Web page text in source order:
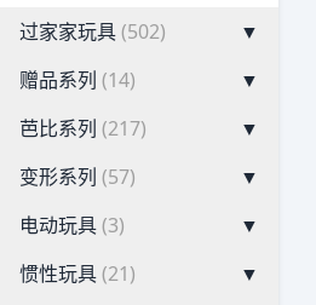
过家家玩具(502)
▼
赠品系列 (14)
▼
芭比系列 (217)
▼
变形系列 (57)
▼
电动玩具(3)
▼
惯性玩具(21)
▼